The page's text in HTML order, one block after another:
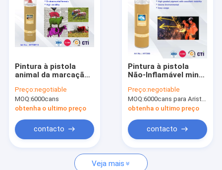
pulverizador da espuma do plutônio
selante de silicone
Vedador do poliuretano
produtos dos cuidados pessoais
Pintura à pistola
animal da marcação
impermeável
Preço:negotiable
MOQ:6000cans
obtenha o ultimo preço
contacto
Pintura à pistola
Não-Inflamável minar
Preço:negotiable
MOQ:6000cans para Aristo, 15000cans para o tipo do OEM
obtenha o ultimo preço
contacto
Veja mais